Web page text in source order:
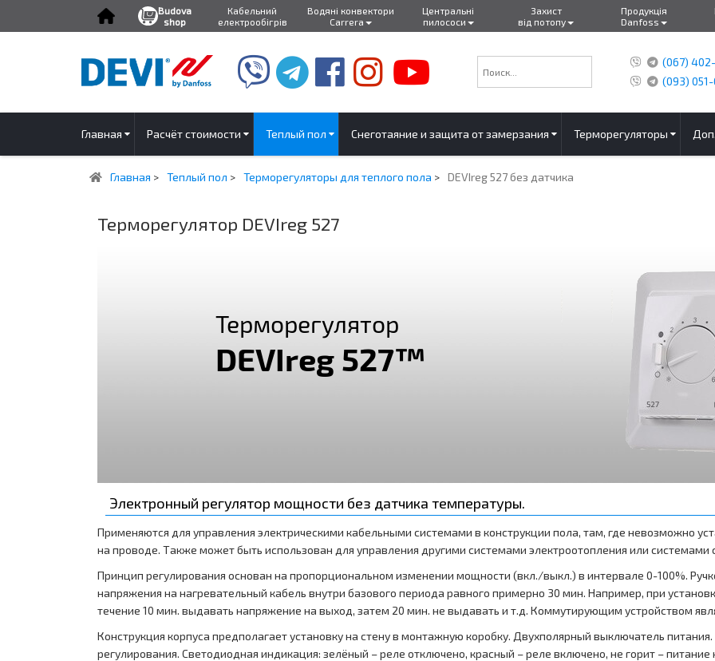
Budova
shop
Кабельний
електрообігрів
Водяні конвектори
Carrera
Центральні
пилососи
Захист
від потопу
Продукція
Danfoss
(067)
(093) 051-
Главная Расчёт стоимости Теплый пол Снеготаяние и защита от замерзания Терморегуляторы
Главная > Теплый пол > Терморегуляторы для теплого пола > DEVIreg 527 без датчика
Терморегулятор DEVIreg 527
Электронный регулятор мощности без датчика температуры.
Применяются для управления электрическими кабельными системами в конструкции пола, там, где невозможно
на проводе. Также может быть использован для управления другими системами электроотопления или системами
Принцип регулирования основан на пропорциональном изменении мощности (вкл./выкл.) в интервале 0-100%.
напряжения на нагревательный кабель внутри базового периода равного примерно 30 мин. Например, при
течение 10 мин. выдавать напряжение на выход, затем 20 мин. не выдавать и т.д. Коммутирующим устройством
Конструкция корпуса предполагает установку на стену в монтажную коробку. Двухполярный выключатель
регулирования. Светодиодная индикация: зелёный – реле отключено, красный – реле включено, не горит – питание